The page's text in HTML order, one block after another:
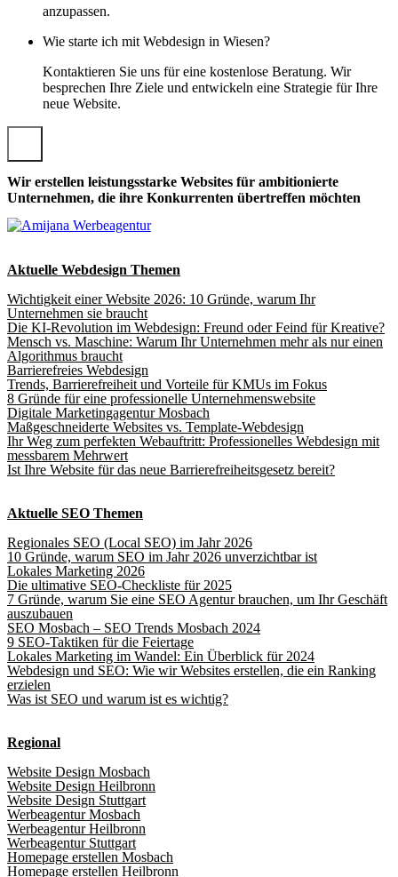
anzupassen.
Wie starte ich mit Webdesign in Wiesen?
Kontaktieren Sie uns für eine kostenlose Beratung. Wir
besprechen Ihre Ziele und entwickeln eine Strategie für Ihre
neue Website.
Wir erstellen leistungsstarke Websites für ambitionierte
Unternehmen, die ihre Konkurrenten übertreffen möchten
Aktuelle Webdesign Themen
Wichtigkeit einer Website 2026: 10 Gründe, warum Ihr
Unternehmen sie braucht
Die KI-Revolution im Webdesign: Freund oder Feind für Kreative?
Mensch vs. Maschine: Warum Ihr Unternehmen mehr als nur einen
Algorithmus braucht
Barrierefreies Webdesign
Trends, Barrierefreiheit und Vorteile für KMUs im Fokus
8 Gründe für eine professionelle Unternehmenswebsite
Digitale Marketingagentur Mosbach
Maßgeschneiderte Websites vs. Template-Webdesign
Ihr Weg zum perfekten Webauftritt: Professionelles Webdesign mit
messbarem Mehrwert
Ist Ihre Website für das neue Barrierefreiheitsgesetz bereit?
Aktuelle SEO Themen
Regionales SEO (Local SEO) im Jahr 2026
10 Gründe, warum SEO im Jahr 2026 unverzichtbar ist
Lokales Marketing 2026
Die ultimative SEO-Checkliste für 2025
7 Gründe, warum Sie eine SEO Agentur brauchen, um Ihr Geschäft
auszubauen
SEO Mosbach – SEO Trends Mosbach 2024
9 SEO-Taktiken für die Feiertage
Lokales Marketing im Wandel: Ein Überblick für 2024
Webdesign und SEO: Wie wir Websites erstellen, die ein Ranking
erzielen
Was ist SEO und warum ist es wichtig?
Regional
Website Design Mosbach
Website Design Heilbronn
Website Design Stuttgart
Werbeagentur Mosbach
Werbeagentur Heilbronn
Werbeagentur Stuttgart
Homepage erstellen Mosbach
Homepage erstellen Heilbronn